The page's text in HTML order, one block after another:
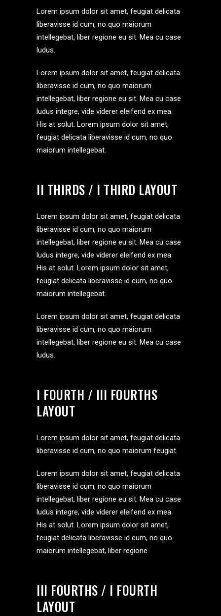
Lorem ipsum dolor sit amet, feugiat delicata
liberavisse id cum, no quo maiorum
intellegebat, liber regione eu sit. Mea cu case
ludus.
Lorem ipsum dolor sit amet, feugiat delicata
liberavisse id cum, no quo maiorum
intellegebat, liber regione eu sit. Mea cu case
ludus integre, vide viderer eleifend ex mea.
His at solut. Lorem ipsum dolor sit amet,
feugiat delicata liberavisse id cum, no quo
maiorum intellegebat.
II THIRDS / I THIRD LAYOUT
Lorem ipsum dolor sit amet, feugiat delicata
liberavisse id cum, no quo maiorum
intellegebat, liber regione eu sit. Mea cu case
ludus integre, vide viderer eleifend ex mea.
His at solut. Lorem ipsum dolor sit amet,
feugiat delicata liberavisse id cum, no quo
maiorum intellegebat.
Lorem ipsum dolor sit amet, feugiat delicata
liberavisse id cum, no quo maiorum
intellegebat, liber regione eu sit. Mea cu case
ludus.
I FOURTH / III FOURTHS
LAYOUT
Lorem ipsum dolor sit amet, feugiat delicata
liberavisse id cum, no quo maiorum feugiat.
Lorem ipsum dolor sit amet, feugiat delicata
liberavisse id cum, no quo maiorum
intellegebat, liber regione eu sit. Mea cu case
ludus integre, vide viderer eleifend ex mea.
His at solut. Lorem ipsum dolor sit amet,
feugiat delicata liberavisse id cum, no quo
maiorum intellegebat, liber regione
III FOURTHS / I FOURTH
LAYOUT